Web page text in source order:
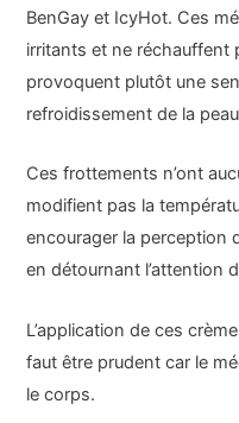
BenGay et IcyHot. Ces
irritants et ne réchauffent
provoquent plutôt une
refroidissement de la
Ces frottements n’ont
modifient pas la
encourager la perception
en détournant l’attention
L’application de ces
faut être prudent car le
le corps.